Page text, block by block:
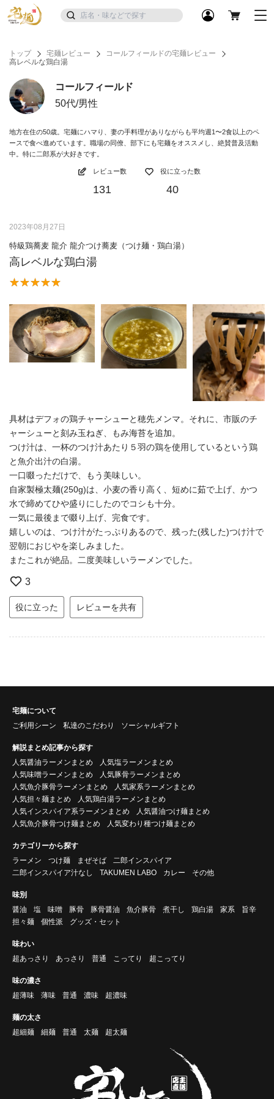
トップ 宅麺レビュー
コールフィールドの宅麺レビュー
高レベルな鶏白湯
コールフィールド
50代/男性
地方在住の50歳。宅麺にハマり、妻の手料理がありながらも平均週1〜2食以上のペ
ースで食べ進めています。職場の同僚、部下にも宅麺をオススメし、絶賛普及活動
中。特に二郎系が大好きです。
レビュー数
131
役に立った数
40
2023年08月27日
特級鶏蕎麦 龍介 龍介つけ蕎麦（つけ麺・鶏白湯）
高レベルな鶏白湯
具材はデフォの鶏チャーシューと穂先メンマ。それに、市販のチ
ャーシューと刻み玉ねぎ、もみ海苔を追加。
つけ汁は、一杯のつけ汁あたり５羽の鶏を使用しているという鶏
と魚介出汁の白湯。
一口啜っただけで、もう美味しい。
自家製極太麺(250g)は、小麦の香り高く、短めに茹で上げ、かつ
水で締めてひや盛りにしたのでコシも十分。
一気に最後まで啜り上げ、完食です。
嬉しいのは、つけ汁がたっぷりあるので、残った(残した)つけ汁で
翌朝におじやを楽しみました。
またこれが絶品。二度美味しいラーメンでした。
3
役に立った レビューを共有
宅麺について
ご利用シーン
私達のこだわり ソーシャルギフト
解説まとめ記事から探す
人気醤油ラーメンまとめ
人気塩ラーメンまとめ
人気味噌ラーメンまとめ
人気豚骨ラーメンまとめ
人気魚介豚骨ラーメンまとめ
人気家系ラーメンまとめ
人気担々麺まとめ
人気鶏白湯ラーメンまとめ
人気インスパイア系ラーメンまとめ
人気醤油つけ麺まとめ
人気魚介豚骨つけ麺まとめ
人気変わり種つけ麺まとめ
カテゴリーから探す
ラーメン
つけ麺 まぜそば
二郎インスパイア
二郎インスパイア汁なし
TAKUMEN LABO カレー その他
味別
醤油
塩 味噌 豚骨 豚骨醤油 魚介豚骨 煮干し 鶏白湯 家系
旨辛
担々麺
個性派 グッズ・セット
味わい
超あっさり
あっさり 普通 こってり 超こってり
味の濃さ
超薄味
薄味 普通 濃味 超濃味
麺の太さ
超細麺
細麺 普通 太麺 超太麺